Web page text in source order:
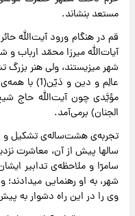
مستعد بنشاند.
قم در هنگام ورود آیت‌الله
آیات‌الله میرزا محمّد ارباب و
شهر میزیستند، ولی هنر بزرگ
عالِم و دین و
مؤیَّدی چون آیت‌الله حاج شیخ
الجنان) برمی‌آمد.
تجربه‌ی هشت‌ساله‌ی تشکیل و
سالها پیش از آن، معاشرت
سامرّا و ملاحظه‌ی تدابیر
شهر، به او رهنمایی میدادند؛
وی را در این راه دشوار به پیش